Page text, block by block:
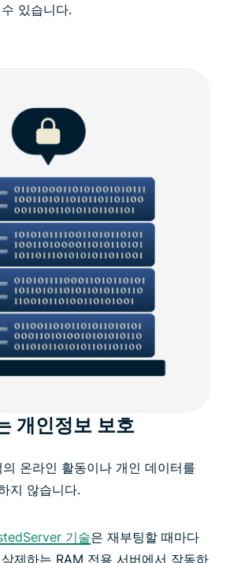
있습니다.
개인정보 보호
온라인 활동이나 개인 데이터를
지 않습니다.
기술은 재부팅할 때마다
제하는 RAM 전용 서버에서 작동하